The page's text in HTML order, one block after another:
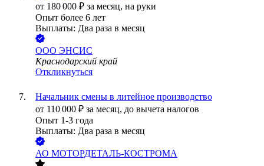
от 180 000 ₽ за месяц, на руки
Опыт более 6 лет
Выплаты: Два раза в месяц
ООО ЭНСИС
Краснодарский край
Откликнуться
Начальник смены в литейное производство
от 110 000 ₽ за месяц, до вычета налогов
Опыт 1-3 года
Выплаты: Два раза в месяц
АО МОТОРДЕТАЛЬ-КОСТРОМА